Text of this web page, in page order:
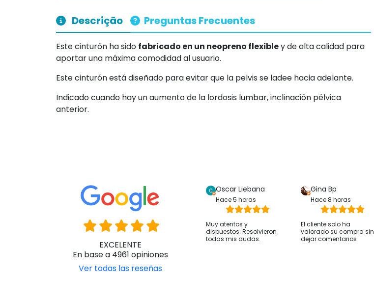
Descrição Preguntas Frecuentes
Este cinturón ha sido fabricado en un neopreno flexibley de alta calidad para
aportar una máxima comodidad al usuario.
Este cinturón está diseñado para evitar que la pelvis se ladee hacia adelante.
Indicado cuando hay un aumento de la lordosis lumbar, inclinación pélvica
anterior.
EXCELENTE
En base a 4961 opiniones
Ver todas las reseñas
Oscar Liebana
Hace 5 horas
Muy atentos y
dispuestos. Resolvieron
todas mis dudas.
Gina Bp
Hace 8 horas
El cliente solo ha
valorado su compra sin
dejar comentarios